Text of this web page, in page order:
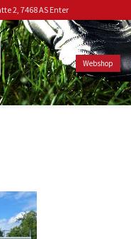
2, 7468 AS Enter
Webshop